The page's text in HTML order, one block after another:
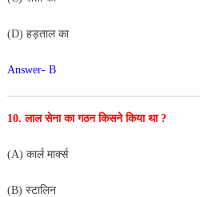
(D) हड़ताल का
Answer- B
10. लाल सेना का गठन किसने किया था ?
(A) कार्ल मार्क्स
(B) स्टालिन